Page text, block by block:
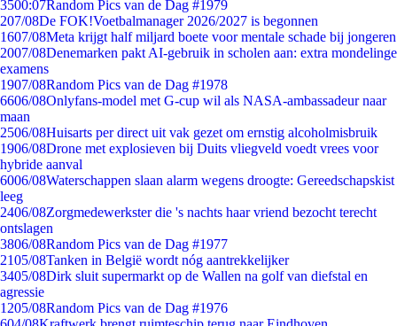
3500:07Random Pics van de Dag #1979
207/08De FOK!Voetbalmanager 2026/2027 is begonnen
1607/08Meta krijgt half miljard boete voor mentale schade bij jongeren
2007/08Denemarken pakt AI-gebruik in scholen aan: extra mondelinge
examens
1907/08Random Pics van de Dag #1978
6606/08Onlyfans-model met G-cup wil als NASA-ambassadeur naar
maan
2506/08Huisarts per direct uit vak gezet om ernstig alcoholmisbruik
1906/08Drone met explosieven bij Duits vliegveld voedt vrees voor
hybride aanval
6006/08Waterschappen slaan alarm wegens droogte: Gereedschapskist
leeg
2406/08Zorgmedewerkster die 's nachts haar vriend bezocht terecht
ontslagen
3806/08Random Pics van de Dag #1977
2105/08Tanken in België wordt nóg aantrekkelijker
3405/08Dirk sluit supermarkt op de Wallen na golf van diefstal en
agressie
1205/08Random Pics van de Dag #1976